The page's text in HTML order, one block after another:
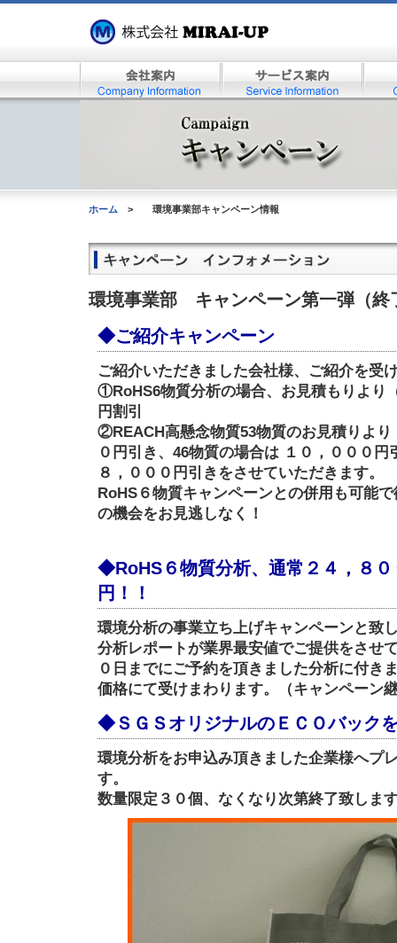
ホーム > 環境事業部キャンペーン情報
環境事業部 キャンペーン第一弾（終
◆ご紹介キャンペーン
ご紹介いただきました会社様、ご紹介を受
①RoHS6物質分析の場合、お見積もりより
円割引
②REACH高懸念物質53物質のお見積りより
０円引き、46物質の場合は １０，０００円
８，０００円引きをさせていただきます。
RoHS６物質キャンペーンとの併用も可能
の機会をお見逃しなく！
◆RoHS６物質分析、通常２４，８
円！！
環境分析の事業立ち上げキャンペーンと致
分析レポートが業界最安値でご提供をさせ
０日までにご予約を頂きました分析に付き
価格にて受けまわります。（キャンペーン
◆ＳＧＳオリジナルのＥＣＯバック
環境分析をお申込み頂きました企業様へプ
す。
数量限定３０個、なくなり次第終了致しま